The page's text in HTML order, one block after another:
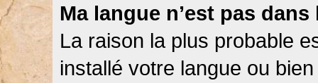
Ma langue n’est pas
La raison la plus probable
installé votre langue ou